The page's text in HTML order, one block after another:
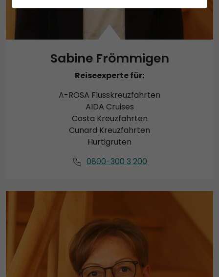
Sabine Frömmigen
Reiseexperte für:
A-ROSA Flusskreuzfahrten
AIDA Cruises
Costa Kreuzfahrten
Cunard Kreuzfahrten
Hurtigruten
0800-300 3 200